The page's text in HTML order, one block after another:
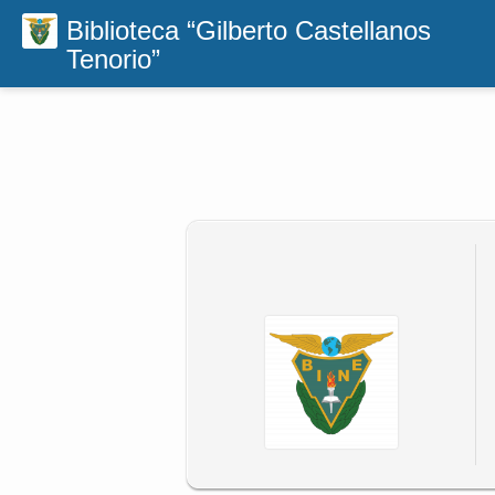
Biblioteca “Gilberto Castellanos
Tenorio”